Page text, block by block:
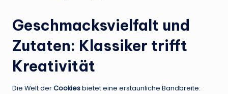
Geschmacksvielfalt und
Zutaten: Klassiker trifft
Kreativität
Die Welt derCookiesbietet eine erstaunliche Bandbreite: